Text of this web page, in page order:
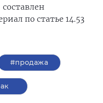
по статье 14.53
#продажа